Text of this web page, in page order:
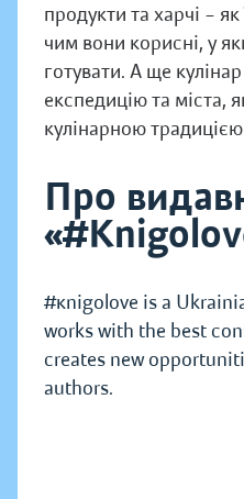
продукти та харчі –
чим вони корисні, у
готувати. А ще
експедицію та міста,
кулінарною
Про
#кnigolove is a
works with the best
creates new
authors.